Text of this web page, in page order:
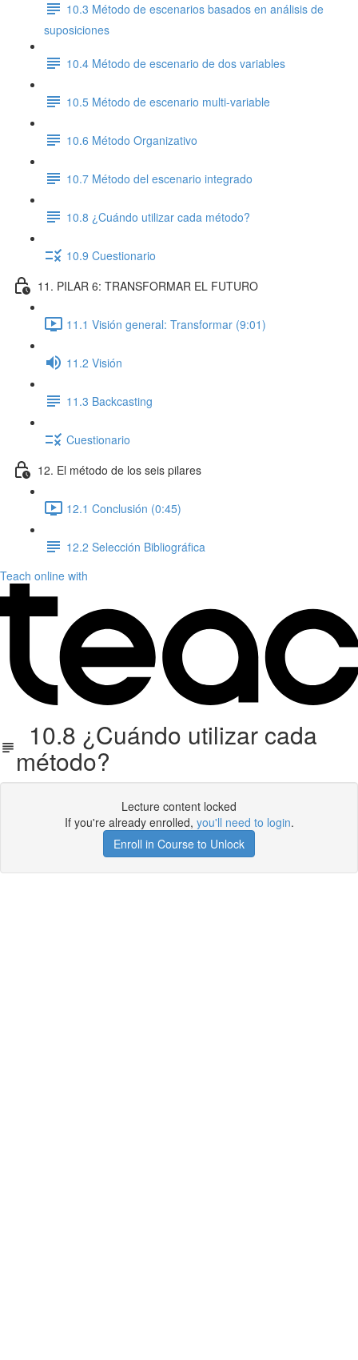
10.3 Método de escenarios basados en análisis de
suposiciones
10.4 Método de escenario de dos variables
10.5 Método de escenario multi-variable
10.6 Método Organizativo
10.7 Método del escenario integrado
10.8 ¿Cuándo utilizar cada método?
10.9 Cuestionario
11. PILAR 6: TRANSFORMAR EL FUTURO
11.1 Visión general: Transformar (9:01)
11.2 Visión
11.3 Backcasting
Cuestionario
12. El método de los seis pilares
12.1 Conclusión (0:45)
12.2 Selección Bibliográfica
Teach online with
10.8 ¿Cuándo utilizar cada
método?
Lecture content locked
If you're already enrolled, you'll need to login.
Enroll in Course to Unlock